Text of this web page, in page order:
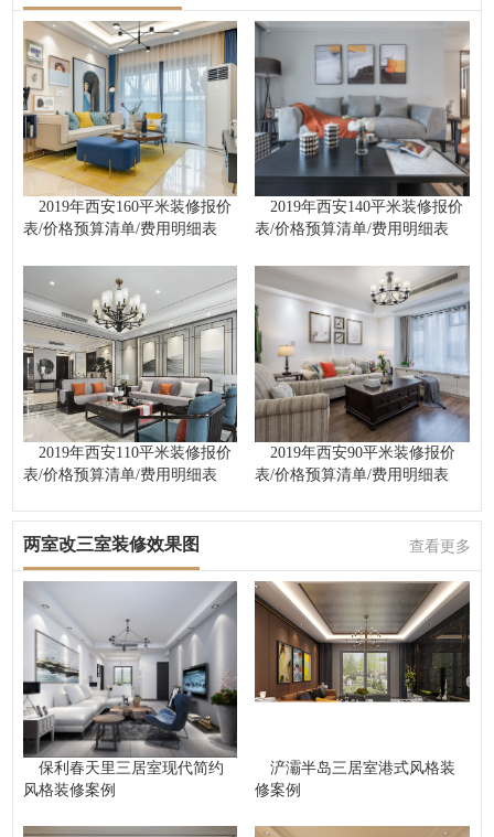
2019年西安160平米装修报价
表/价格预算清单/费用明细表
2019年西安140平米装修报价
表/价格预算清单/费用明细表
2019年西安110平米装修报价
表/价格预算清单/费用明细表
2019年西安90平米装修报价
表/价格预算清单/费用明细表
两室改三室装修效果图 查看更多
保利春天里三居室现代简约
风格装修案例
浐灞半岛三居室港式风格装
修案例